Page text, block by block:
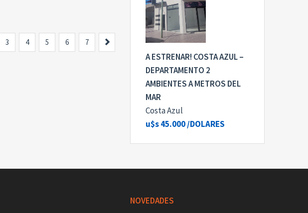
3 4 5 6 7
A ESTRENAR! COSTA AZUL –
DEPARTAMENTO 2
AMBIENTES A METROS DEL
MAR
Costa Azul
u$s 45.000/DOLARES
NOVEDADES